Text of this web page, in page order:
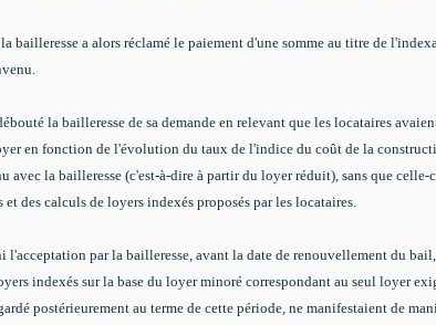
bailleresse a alors réclamé le paiement d'une somme au titre de
la bailleresse de sa demande en relevant que les locataires
en fonction de l'évolution du taux de l'indice du coût de la
avec la bailleresse (c'est-à-dire à partir du loyer réduit), sans que
et des calculs de loyers indexés proposés par les locataires.
l'acceptation par la bailleresse, avant la date de renouvellement du
indexés sur la base du loyer minoré correspondant au seul loyer
postérieurement au terme de cette période, ne manifestaient de